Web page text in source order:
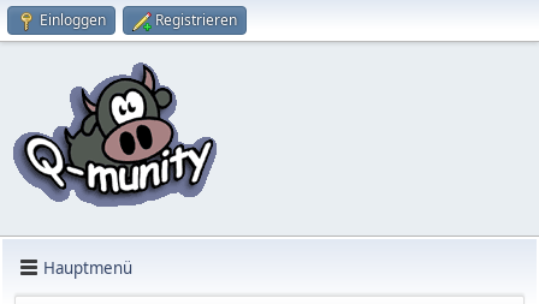
Einloggen Registrieren
Hauptmenü